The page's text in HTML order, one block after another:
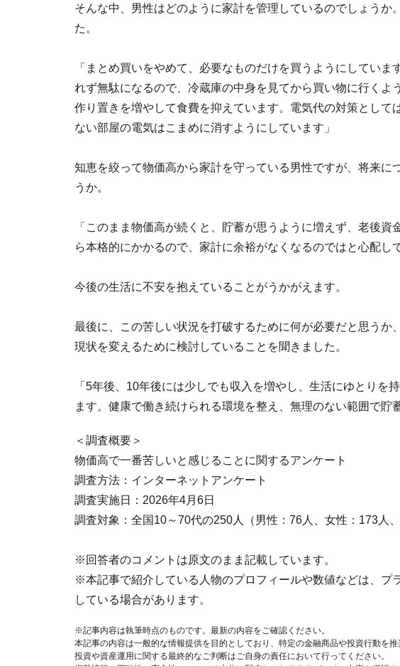
そんな中、男性はどのように家計を管理しているのでしょうか
た。
「まとめ買いをやめて、必要なものだけを買うようにしてい
れず無駄になるので、冷蔵庫の中身を見てから買い物に行くよ
作り置きを増やして食費を抑えています。電気代の対策として
ない部屋の電気はこまめに消すようにしています」
知恵を絞って物価高から家計を守っている男性ですが、将来に
うか。
「このまま物価高が続くと、貯蓄が思うように増えず、老後
ら本格的にかかるので、家計に余裕がなくなるのではと心配し
今後の生活に不安を抱えていることがうかがえます。
最後に、この苦しい状況を打破するために何が必要だと思うか
現状を変えるために検討していることを聞きました。
「5年後、10年後には少しでも収入を増やし、生活にゆとりを
ます。健康で働き続けられる環境を整え、無理のない範囲で貯
＜調査概要＞
物価高で一番苦しいと感じることに関するアンケート
調査方法：インターネットアンケート
調査実施日：2026年4月6日
調査対象：全国10～70代の250人（男性：76人、女性：173人
※回答者のコメントは原文のまま記載しています。
※本記事で紹介している人物のプロフィールや数値などは、プ
している場合があります。
※記事内容は執筆時点のものです。最新の内容をご確認ください。
本記事の内容は一般的な情報提供を目的としており、特定の金融商品や投資行動を推
投資や資産運用に関する最終的なご判断はご自身の責任において行ってください。